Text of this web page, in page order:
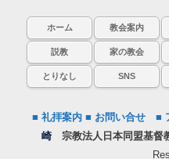
ホーム 教会案内
説教 家の教会
とりなし SNS
■ 礼拝案内 ■ お問い合せ ■
崎
宗教法人日本同盟基督